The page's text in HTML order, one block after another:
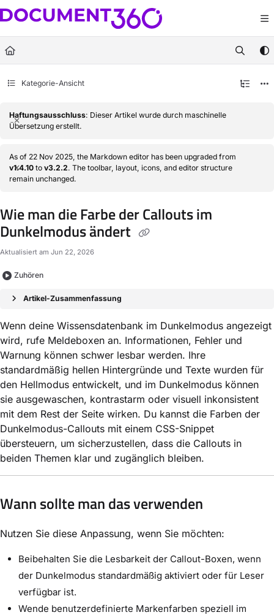
Documentation Index
Fetch the complete documentation index at:https://docs.document360.com/
Use this file to discover all available pages before exploring further.
Kategorie-Ansicht
Haftungsausschluss: Dieser Artikel wurde durch maschinelle
Übersetzung erstellt.
As of 22 Nov 2025, the Markdown editor has been upgraded from
v1.4.10 to v3.2.2. The toolbar, layout, icons, and editor structure
remain unchanged.
Wie man die Farbe der Callouts im
Dunkelmodus ändert
Aktualisiert am Jun 22, 2026
Zuhören
Artikel-Zusammenfassung
Wenn deine Wissensdatenbank im Dunkelmodus angezeigt
wird, rufe Meldeboxen an. Informationen, Fehler und
Warnung können schwer lesbar werden. Ihre
standardmäßig hellen Hintergründe und Texte wurden für
den Hellmodus entwickelt, und im Dunkelmodus können
sie ausgewaschen, kontrastarm oder visuell inkonsistent
mit dem Rest der Seite wirken. Du kannst die Farben der
Dunkelmodus-Callouts mit einem CSS-Snippet
übersteuern, um sicherzustellen, dass die Callouts in
beiden Themen klar und zugänglich bleiben.
Wann sollte man das verwenden
Nutzen Sie diese Anpassung, wenn Sie möchten:
Beibehalten Sie die Lesbarkeit der Callout-Boxen, wenn
der Dunkelmodus standardmäßig aktiviert oder für Leser
verfügbar ist.
Wende benutzerdefinierte Markenfarben speziell im